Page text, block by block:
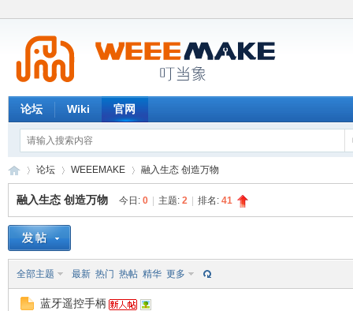
论坛 Wiki 官网
»
论坛
›
WEEEMAKE 融入生态 创造万物
融入生态 创造万物 今日: 0 主题: 2 排名: 41
全部主题 最新 热门 热帖 精华 更多
蓝牙遥控手柄